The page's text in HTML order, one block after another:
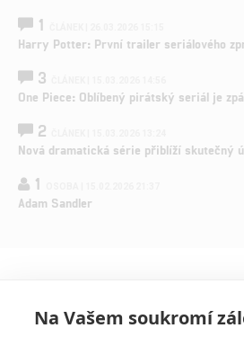
1
Harry Potter: První trailer seriálového
3
One Piece: Oblíbený pirátský seriál je
2
Nová dramatická série přiblíží skutečný
1
Adam Sandler
Na Vašem soukromí